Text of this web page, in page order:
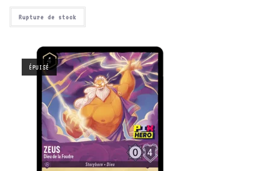
Rupture de stock
ÉPUISÉ